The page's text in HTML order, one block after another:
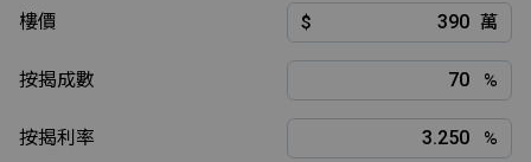
樓價 $ 萬
按揭成數 %
按揭利率 %